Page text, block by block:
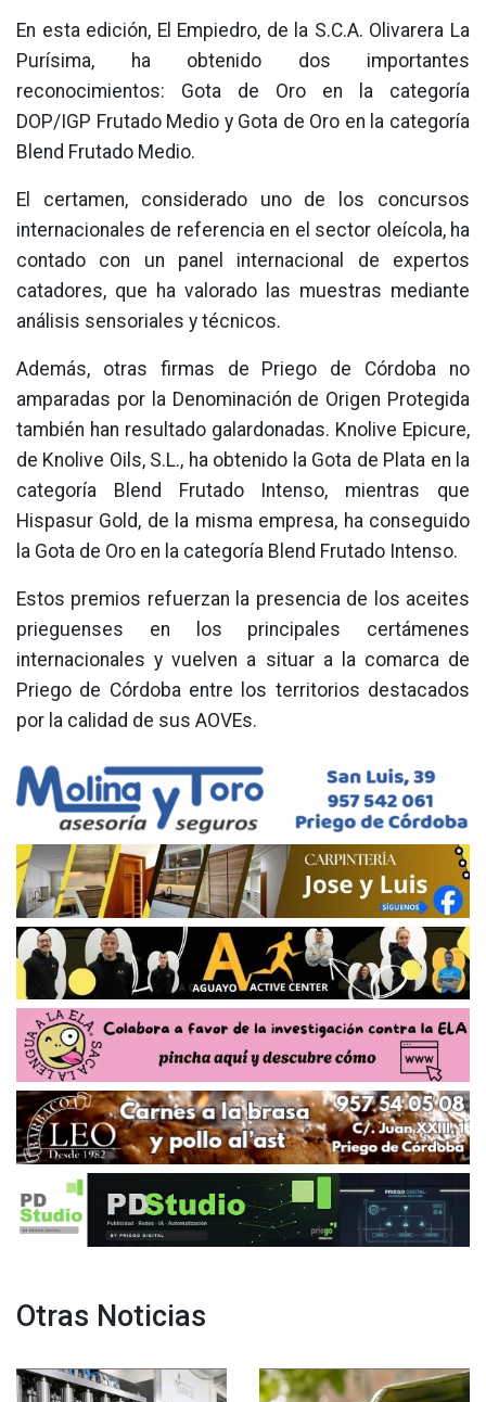
En esta edición, El Empiedro, de la S.C.A. Olivarera La
Purísima, ha obtenido dos importantes
reconocimientos: Gota de Oro en la categoría
DOP/IGP Frutado Medio y Gota de Oro en la categoría
Blend Frutado Medio.
El certamen, considerado uno de los concursos
internacionales de referencia en el sector oleícola, ha
contado con un panel internacional de expertos
catadores, que ha valorado las muestras mediante
análisis sensoriales y técnicos.
Además, otras firmas de Priego de Córdoba no
amparadas por la Denominación de Origen Protegida
también han resultado galardonadas. Knolive Epicure,
de Knolive Oils, S.L., ha obtenido la Gota de Plata en la
categoría Blend Frutado Intenso, mientras que
Hispasur Gold, de la misma empresa, ha conseguido
la Gota de Oro en la categoría Blend Frutado Intenso.
Estos premios refuerzan la presencia de los aceites
prieguenses en los principales certámenes
internacionales y vuelven a situar a la comarca de
Priego de Córdoba entre los territorios destacados
por la calidad de sus AOVEs.
Otras Noticias